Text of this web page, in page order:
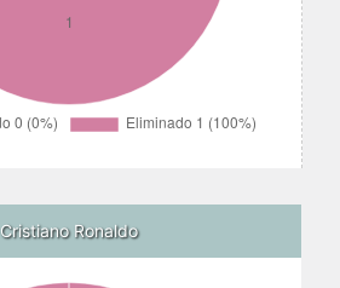
Cristiano Ronaldo